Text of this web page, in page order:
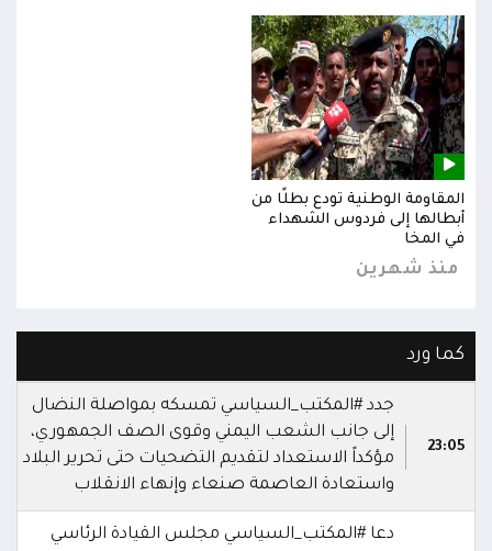
المقاومة الوطنية تودع بطلًا من
أبطالها إلى فردوس الشهداء
في المخا
منذ شهرين
كما ورد
23:05
جدد #المكتب_السياسي تمسكه بمواصلة النضال
إلى جانب الشعب اليمني وقوى الصف الجمهوري،
مؤكداً الاستعداد لتقديم التضحيات حتى تحرير البلاد
واستعادة العاصمة صنعاء وإنهاء الانقلاب
دعا #المكتب_السياسي مجلس القيادة الرئاسي